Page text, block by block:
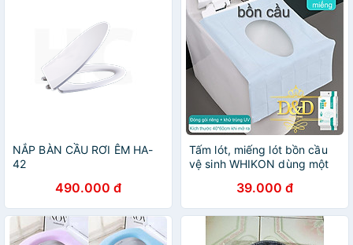
NẮP BÀN CẦU RƠI ÊM HA-
42
490.000 đ
Tấm lót, miếng lót bồn cầu
vệ sinh WHIKON dùng một
39.000 đ